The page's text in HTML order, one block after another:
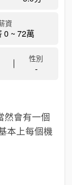
資
0 ~ 72萬
性別
-
然會有一個
本上每個機